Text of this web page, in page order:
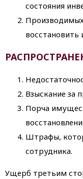
состояния
Взыскание за
Порча
Штрафы,
сотрудника.
Ущерб третьим